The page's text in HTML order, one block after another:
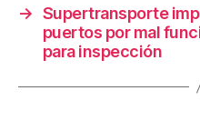
→ Supertransporte
puertos por mal
para inspección